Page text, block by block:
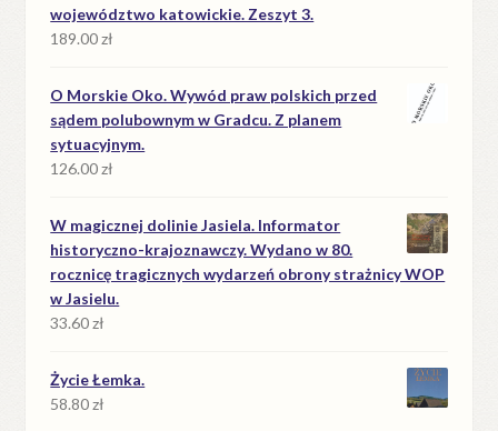
województwo katowickie. Zeszyt 3.
189.00zł
O Morskie Oko. Wywód praw polskich przed
sądem polubownym w Gradcu. Z planem
sytuacyjnym.
126.00zł
W magicznej dolinie Jasiela. Informator
historyczno-krajoznawczy. Wydano w 80.
rocznicę tragicznych wydarzeń obrony strażnicy WOP
w Jasielu.
33.60zł
Życie Łemka.
58.80zł